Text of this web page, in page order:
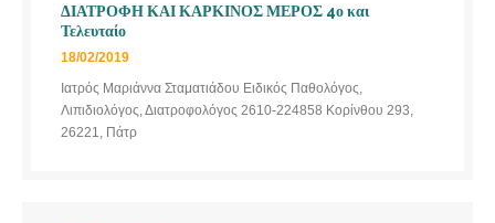
ΔΙΑΤΡΟΦΗ ΚΑΙ ΚΑΡΚΙΝΟΣ ΜΕΡΟΣ 4ο και
Τελευταίο
18/02/2019
Ιατρός Μαριάννα Σταματιάδου Ειδικός Παθολόγος,
Λιπιδιολόγος, Διατροφολόγος 2610-224858 Κορίνθου 293,
26221, Πάτρ